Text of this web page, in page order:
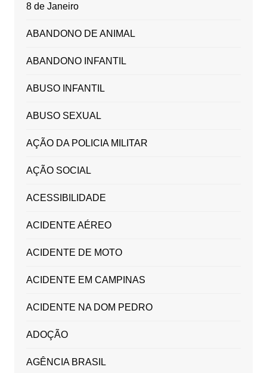
8 de Janeiro
ABANDONO DE ANIMAL
ABANDONO INFANTIL
ABUSO INFANTIL
ABUSO SEXUAL
AÇÃO DA POLICIA MILITAR
AÇÃO SOCIAL
ACESSIBILIDADE
ACIDENTE AÉREO
ACIDENTE DE MOTO
ACIDENTE EM CAMPINAS
ACIDENTE NA DOM PEDRO
ADOÇÃO
AGÊNCIA BRASIL